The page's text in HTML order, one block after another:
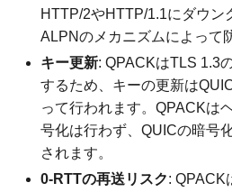
HTTP/2やHTTP/1.1にダウン
ALPNのメカニズムによって
キー更新: QPACKはTLS 1.3
するため、キーの更新は
って行われます。QPACKは
号化は行わず、QUICの暗号
されます。
0-RTTの再送リスク: QPACK